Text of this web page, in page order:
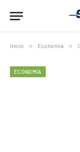
Inicio » Economía »
ECONOMÍA